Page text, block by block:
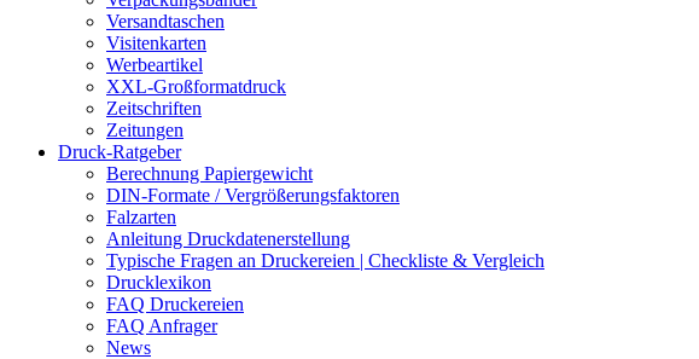
Versandtaschen
Visitenkarten
Werbeartikel
XXL-Großformatdruck
Zeitschriften
Zeitungen
Druck-Ratgeber
Berechnung Papiergewicht
DIN-Formate / Vergrößerungsfaktoren
Falzarten
Anleitung Druckdatenerstellung
Typische Fragen an Druckereien | Checkliste & Vergleich
Drucklexikon
FAQ Druckereien
FAQ Anfrager
News